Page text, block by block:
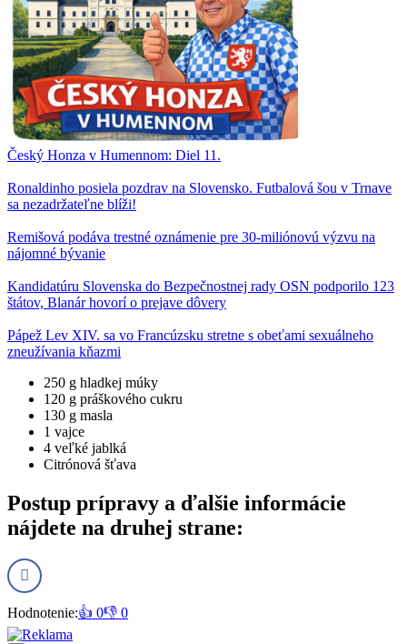
Český Honza v Humennom: Diel 11.
Ronaldinho posiela pozdrav na Slovensko. Futbalová šou v Trnave
sa nezadržateľne blíži!
Remišová podáva trestné oznámenie pre 30-miliónovú výzvu na
nájomné bývanie
Kandidatúru Slovenska do Bezpečnostnej rady OSN podporilo 123
štátov, Blanár hovorí o prejave dôvery
Pápež Lev XIV. sa vo Francúzsku stretne s obeťami sexuálneho
zneužívania kňazmi
250 g hladkej múky
120 g práškového cukru
130 g masla
1 vajce
4 veľké jablká
Citrónová šťava
Postup prípravy a ďalšie informácie
nájdete na druhej strane:
Hodnotenie:👍 0👎 0